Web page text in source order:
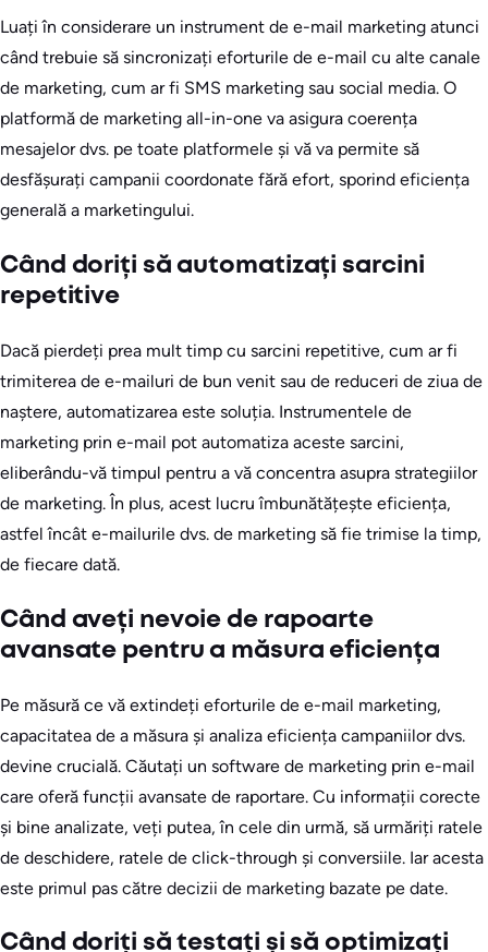
Luați în considerare un instrument de e-mail marketing atunci
când trebuie să sincronizați eforturile de e-mail cu alte canale
de marketing, cum ar fi SMS marketing sau social media. O
platformă de marketing all-in-one va asigura coerența
mesajelor dvs. pe toate platformele și vă va permite să
desfășurați campanii coordonate fără efort, sporind eficiența
generală a marketingului.
Când doriți să automatizați sarcini
repetitive
Dacă pierdeți prea mult timp cu sarcini repetitive, cum ar fi
trimiterea de e-mailuri de bun venit sau de reduceri de ziua de
naștere, automatizarea este soluția. Instrumentele de
marketing prin e-mail pot automatiza aceste sarcini,
eliberându-vă timpul pentru a vă concentra asupra strategiilor
de marketing. În plus, acest lucru îmbunătățește eficiența,
astfel încât e-mailurile dvs. de marketing să fie trimise la timp,
de fiecare dată.
Când aveți nevoie de rapoarte
avansate pentru a măsura eficiența
Pe măsură ce vă extindeți eforturile de e-mail marketing,
capacitatea de a măsura și analiza eficiența campaniilor dvs.
devine crucială. Căutați un software de marketing prin e-mail
care oferă funcții avansate de raportare. Cu informații corecte
și bine analizate, veți putea, în cele din urmă, să urmăriți ratele
de deschidere, ratele de click-through și conversiile. Iar acesta
este primul pas către decizii de marketing bazate pe date.
Când doriți să testați și să optimizați